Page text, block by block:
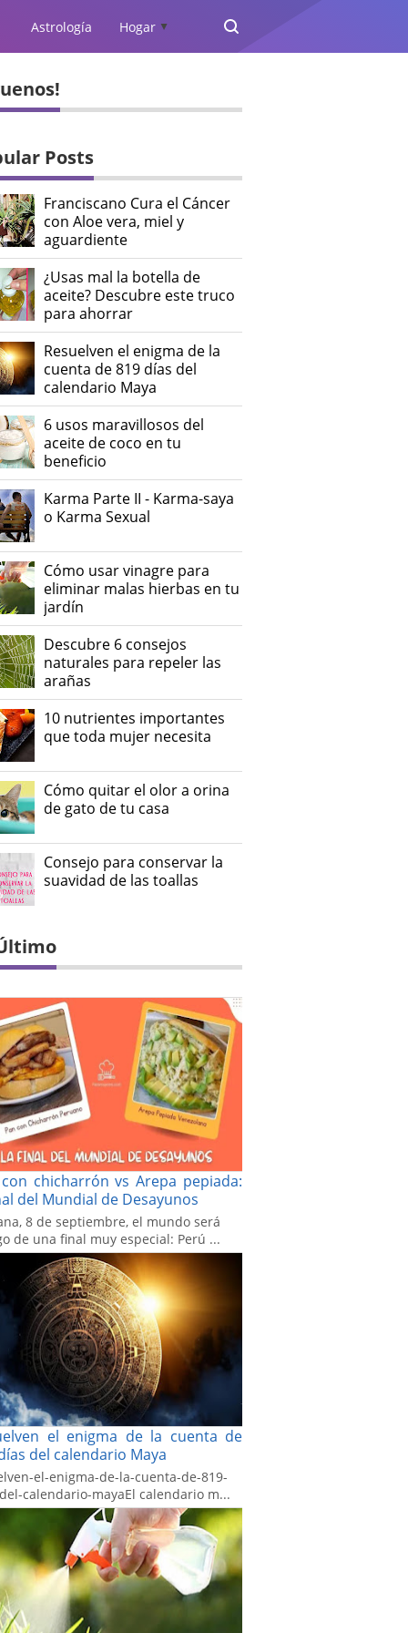
Astrología Hogar ▲
Posts
Franciscano Cura el Cáncer
con Aloe vera, miel y
aguardiente
¿Usas mal la botella de
aceite? Descubre este truco
para ahorrar
Resuelven el enigma de la
cuenta de 819 días del
calendario Maya
6 usos maravillosos del
aceite de coco en tu
beneficio
Karma Parte II - Karma-saya
o Karma Sexual
Cómo usar vinagre para
eliminar malas hierbas en tu
jardín
Descubre 6 consejos
naturales para repeler las
arañas
10 nutrientes importantes
que toda mujer necesita
Cómo quitar el olor a orina
de gato de tu casa
Consejo para conservar la
suavidad de las toallas
chicharrón vs Arepa pepiada:
del Mundial de Desayunos
8 de septiembre, el mundo será
de una final muy especial: Perú ...
el enigma de la cuenta de
del calendario Maya
el-enigma-de-la-cuenta-de-819-
calendario-mayaEl calendario m...